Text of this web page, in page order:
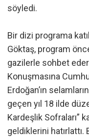
söyledi.
Bir dizi programa
Göktaş, program
gazilerle sohbet
Konuşmasına
Erdoğan’ın
geçen yıl 18 ilde
Kardeşlik Sofraları”
geldiklerini